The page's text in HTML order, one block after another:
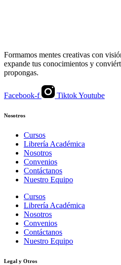
Formamos mentes creativas con
expande tus conocimientos y
propongas.
Facebook-f TiktokYoutube
Nosotros
Cursos
Librería Académica
Nosotros
Convenios
Contáctanos
Nuestro Equipo
Cursos
Librería Académica
Nosotros
Convenios
Contáctanos
Nuestro Equipo
Legal y Otros